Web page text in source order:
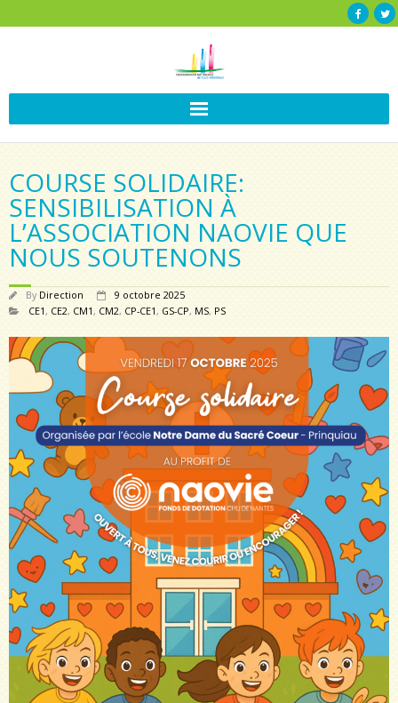
COURSE SOLIDAIRE:
SENSIBILISATION À
L’ASSOCIATION NAOVIE QUE
NOUS SOUTENONS
By Direction
9 octobre 2025
CE1, CE2, CM1, CM2, CP-CE1, GS-CP, MS, PS